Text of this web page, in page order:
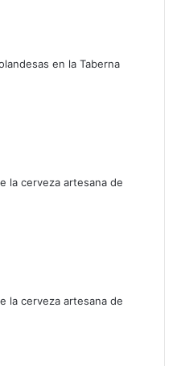
en la Taberna
la cerveza artesana de
la cerveza artesana de